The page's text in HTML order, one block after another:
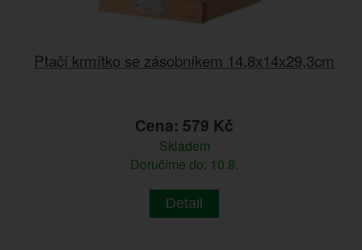
Ptačí krmítko se zásobníkem 14,8x14x29,3cm
Cena: 579 Kč
Skladem
Doručíme do: 10.8.
Detail